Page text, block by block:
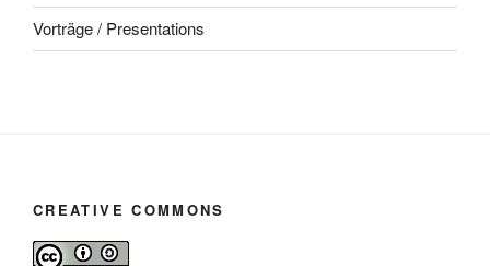
Vorträge / Presentations
CREATIVE COMMONS